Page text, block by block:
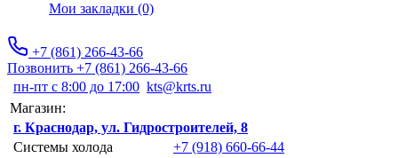
Мои закладки (0)
+7 (861) 266-43-66
Позвонить +7 (861) 266-43-66
пн-пт с 8:00 до 17:00 kts@krts.ru
Магазин:
г. Краснодар, ул. Гидростроителей, 8
Системы холода
+7 (918) 660-66-44